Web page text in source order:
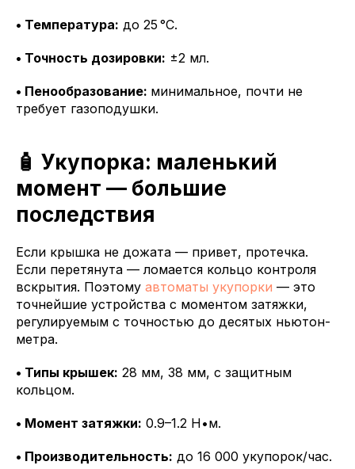
• Температура: до 25 °C.
• Точность дозировки: ±2 мл.
• Пенообразование: минимальное, почти не
требует газоподушки.
🧴 Укупорка: маленький
момент — большие
последствия
Если крышка не дожата — привет, протечка.
Если перетянута — ломается кольцо контроля
вскрытия. Поэтому автоматы укупорки — это
точнейшие устройства с моментом затяжки,
регулируемым с точностью до десятых ньютон-
метра.
• Типы крышек: 28 мм, 38 мм, с защитным
кольцом.
• Момент затяжки: 0.9–1.2 Н•м.
• Производительность: до 16 000 укупорок/час.